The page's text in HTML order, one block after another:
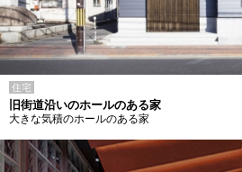
住宅
旧街道沿いのホールのある家
大きな気積のホールのある家